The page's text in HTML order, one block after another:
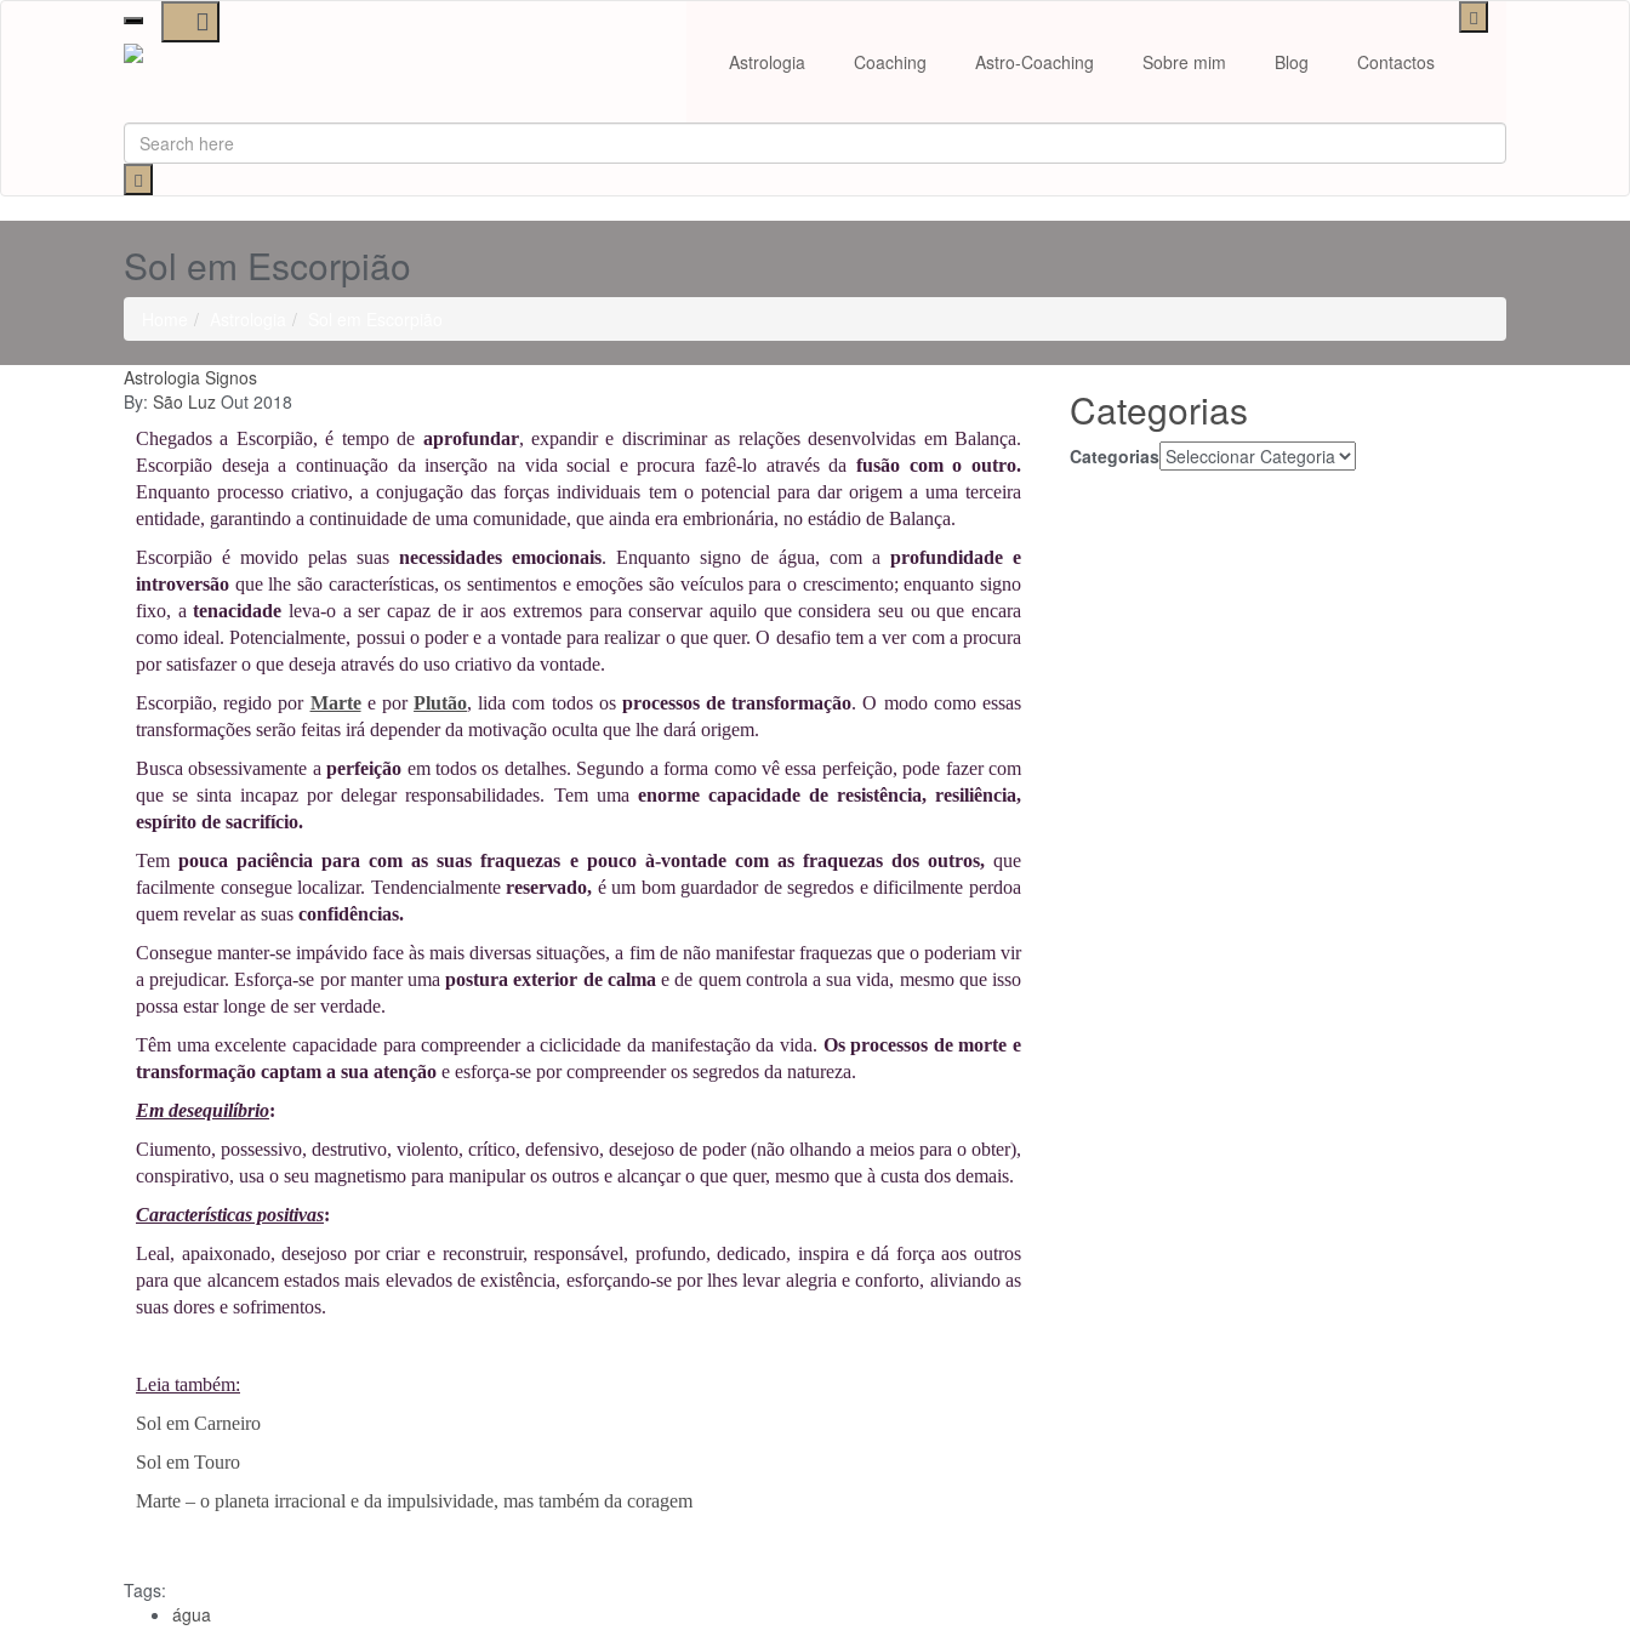
Toggle
navigation
Astrologia Coaching Astro-Coaching Sobre mim Blog Contactos
Sol em Escorpião
Astrologia Signos
By: São Luz Out 2018
Chegados a Escorpião, é tempo de aprofundar, expandir e discriminar as relações desenvolvidas em Balança.
Escorpião deseja a continuação da inserção na vida social e procura fazê-lo através dafusão com o outro.
Enquanto processo criativo, a conjugação das forças individuais tem o potencial para dar origem a uma terceira
entidade, garantindo a continuidade de uma comunidade, que ainda era embrionária, no estádio de Balança.
Escorpião é movido pelas suas necessidades emocionais. Enquanto signo de água, com a profundidade e
introversão que lhe são características, os sentimentos e emoções são veículos para o crescimento; enquanto signo
fixo, atenacidade leva-o a ser capaz de ir aos extremos para conservar aquilo que considera seu ou que encara
como ideal. Potencialmente, possui o poder e a vontade para realizar o que quer. O desafio tem a ver com a procura
por satisfazer o que deseja através do uso criativo da vontade.
Escorpião, regido por Martee porPlutão, lida com todos os processos de transformação. O modo como essas
transformações serão feitas irá depender da motivação oculta que lhe dará origem.
Busca obsessivamente aperfeição em todos os detalhes. Segundo a forma como vê essa perfeição, pode fazer com
que se sinta incapaz por delegar responsabilidades. Tem uma enorme capacidade de resistência, resiliência,
espírito de sacrifício.
Tempouca paciência para com as suas fraquezas e pouco à-vontade com as fraquezas dos outros,que
facilmente consegue localizar. Tendencialmentereservado, é um bom guardador de segredos e dificilmente perdoa
quem revelar as suas confidências.
Consegue manter-se impávido face às mais diversas situações, a fim de não manifestar fraquezas que o poderiam vir
a prejudicar. Esforça-se por manter umapostura exterior de calma e de quem controla a sua vida, mesmo que isso
possa estar longe de ser verdade.
Têm uma excelente capacidade para compreender a ciclicidade da manifestação da vida. Os processos de morte e
transformação captam a sua atenção e esforça-se por compreender os segredos da natureza.
Em desequilíbrio:
Ciumento, possessivo, destrutivo, violento, crítico, defensivo, desejoso de poder (não olhando a meios para o obter),
conspirativo, usa o seu magnetismo para manipular os outros e alcançar o que quer, mesmo que à custa dos demais.
Características positivas:
Leal, apaixonado, desejoso por criar e reconstruir, responsável, profundo, dedicado, inspira e dá força aos outros
para que alcancem estados mais elevados de existência, esforçando-se por lhes levar alegria e conforto, aliviando as
suas dores e sofrimentos.
Leia também:
Sol em Carneiro
Sol em Touro
Marte – o planeta irracional e da impulsividade, mas também da coragem
Tags:
água
Categorias
Categorias